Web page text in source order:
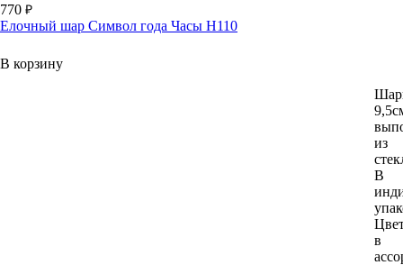
770
Елочный шар Символ года Часы Н110
В корзину
из
В
в